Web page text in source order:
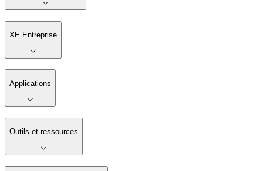
XE Entreprise
Applications
Outils et ressources